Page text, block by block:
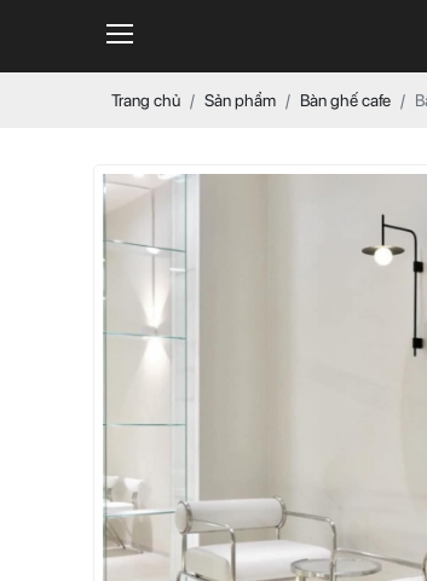
Trang chủ Sản phẩm Bàn ghế cafe